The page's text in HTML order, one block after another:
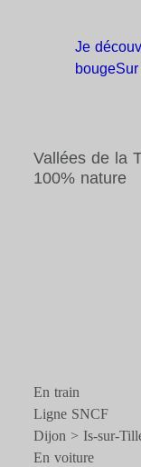
Je
bougeSur
Vallées de la
100% nature
En train
Ligne SNCF
Dijon > Is-sur-
En voiture